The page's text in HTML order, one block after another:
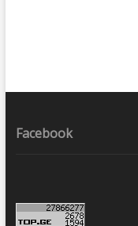
Facebook